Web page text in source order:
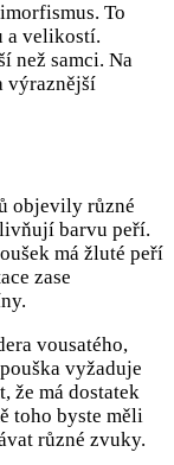
To
a velikostí.
než samci. Na
výraznější
objevily různé
barvu peří.
má žluté peří
zase
vousatého,
vyžaduje
že má dostatek
toho byste měli
různé zvuky.